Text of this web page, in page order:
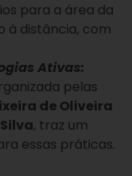
para a área da
à distância, com
Ativas:
pelas
de Oliveira
, traz um
essas práticas.